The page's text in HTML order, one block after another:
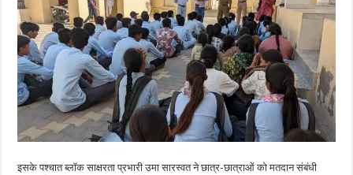
इसके पश्चात ब्लॉक साक्षरता प्रभारी उमा सारस्वत ने छात्र-छात्राओं को मतदान संबंधी